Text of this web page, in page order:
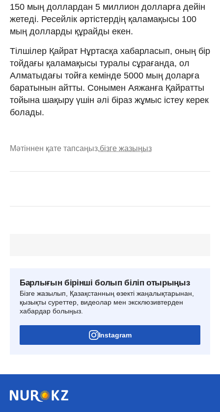
150 мың доллардан 5 миллион долларға дейін
жетеді. Ресейлік әртістердің қаламақысы 100
мың долларды құрайды екен.
Тілшілер Қайрат Нұртасқа хабарласып, оның бір
тойдағы қаламақысы туралы сұрағанда, ол
Алматыдағы тойға кемінде 5000 мың доларға
баратынын айтты. Сонымен Аяжанға Қайратты
тойына шақыру үшін әлі біраз жұмыс істеу керек
болады.
Мәтіннен қате тапсаңыз,бізге жазыңыз
Барлығын бірінші болып біліп отырыңыз
Бізге жазылып, Қазақстанның өзекті жаңалықтарынан,
қызықты суреттер, видеолар мен эксклюзивтерден
хабардар болыңыз.
Instagram